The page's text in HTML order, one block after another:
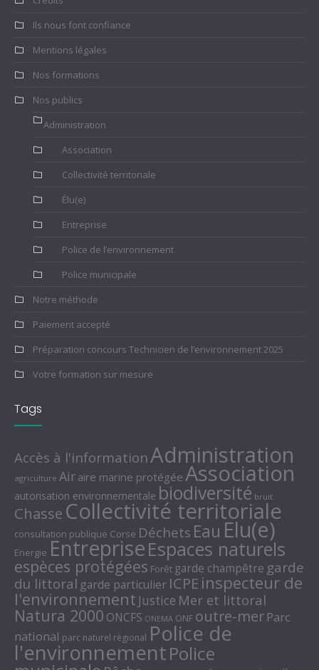
Ils nous font confiance
Mentions légales
Nos formations
Nos publics
Administration
Association
Collectivité territoriale
Élu(e)
Entreprise
Police de l’environnement
Police municipale
Notre méthode
Paiement accepté
Préparation concours Technicien de l’environnement 2025
Votre formation sur mesure
Tags
Accès à l'informationAdministration
agriculture Air aire marine protégée Association
autorisation environnementale biodiversité bruit
Chasse Collectivité territoriale
consultation publique Corse Déchets Eau Elu(e)
Energie EntrepriseEspaces naturels
espèces protégées Forêt garde champêtre garde
du littoral garde particulier ICPE inspecteur de
l'environnement Justice Mer et littoral
Natura 2000 ONCFS ONEMA ONF outre-mer Parc
national parc naturel régional Police de
l'environnementPolice